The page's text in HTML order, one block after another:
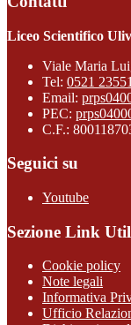
Liceo Scientifico
Viale Maria
Tel: 0521
Email:
PEC:
C.F.:
Seguici su
Youtube
Sezione Link
Cookie policy
Note legali
Informativa
Ufficio